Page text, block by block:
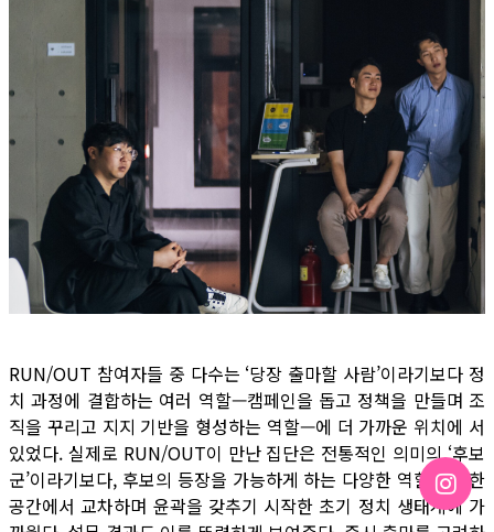
RUN/OUT 참여자들 중 다수는 ‘당장 출마할 사람’이라기보다 정
치 과정에 결합하는 여러 역할—캠페인을 돕고 정책을 만들며 조
직을 꾸리고 지지 기반을 형성하는 역할—에 더 가까운 위치에 서
있었다. 실제로 RUN/OUT이 만난 집단은 전통적인 의미의 ‘후보
군’이라기보다, 후보의 등장을 가능하게 하는 다양한 역할들이 한
공간에서 교차하며 윤곽을 갖추기 시작한 초기 정치 생태계에 가